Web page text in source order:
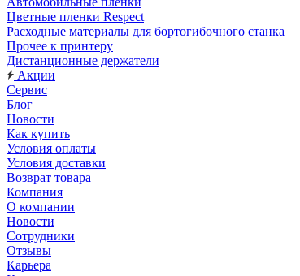
Цветные пленки Respect
Расходные материалы для бортогибочного станка
Прочее к принтеру
Дистанционные держатели
Акции
Сервис
Блог
Новости
Как купить
Условия оплаты
Условия доставки
Возврат товара
Компания
О компании
Новости
Сотрудники
Отзывы
Карьера